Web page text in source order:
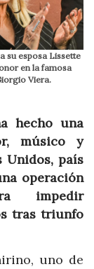
su esposa Lissette
en la famosa
Viera.
hecho una
músico y
Unidos, país
operación
impedir
tras triunfo
uno de